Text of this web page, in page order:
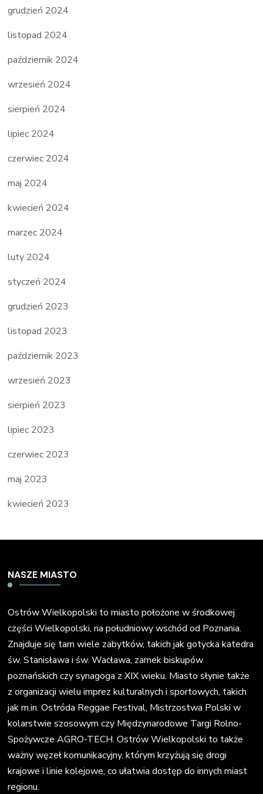
grudzień 2024
listopad 2024
październik 2024
wrzesień 2024
sierpień 2024
lipiec 2024
czerwiec 2024
maj 2024
kwiecień 2024
marzec 2024
luty 2024
styczeń 2024
grudzień 2023
listopad 2023
październik 2023
wrzesień 2023
sierpień 2023
lipiec 2023
czerwiec 2023
maj 2023
kwiecień 2023
NASZE MIASTO
Ostrów Wielkopolski to miasto położone w środkowej
części Wielkopolski, na południowy wschód od Poznania.
Znajduje się tam wiele zabytków, takich jak gotycka katedra
św. Stanisława i św. Wacława, zamek biskupów
poznańskich czy synagoga z XIX wieku. Miasto słynie także
z organizacji wielu imprez kulturalnych i sportowych, takich
jak m.in. Ostróda Reggae Festival, Mistrzostwa Polski w
kolarstwie szosowym czy Międzynarodowe Targi Rolno-
Spożywcze AGRO-TECH. Ostrów Wielkopolski to także
ważny węzeł komunikacyjny, którym krzyżują się drogi
krajowe i linie kolejowe, co ułatwia dostęp do innych miast
regionu.